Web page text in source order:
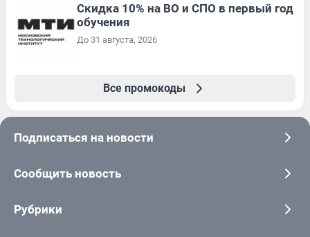
Скидка 10% на ВО и СПО в первый год
обучения
До 31 августа, 2026
Все промокоды
Подписаться на новости
Сообщить новость
Рубрики